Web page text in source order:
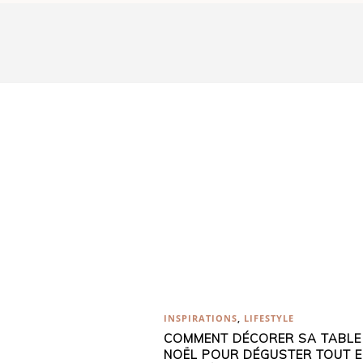
INSPIRATIONS, LIFESTYLE
COMMENT DÉCORER SA
NOËL POUR DÉGUSTER TOUT